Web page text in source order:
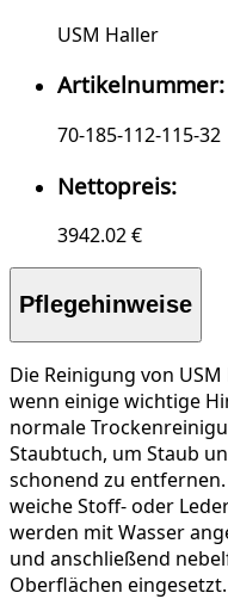
USM Haller
Artikelnummer:
70-185-112-115-32
Nettopreis:
3942.02 €
Pflegehinweise
Die Reinigung von
wenn einige wichtige
normale
Staubtuch, um Staub
schonend zu
weiche Stoff- oder
werden mit Wasser
und anschließend
Oberflächen eingesetzt.